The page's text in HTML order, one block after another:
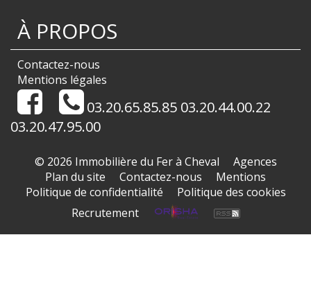
À PROPOS
Contactez-nous
Mentions légales
03.20.65.85.85 03.20.44.00.22
03.20.47.95.00
© 2026 Immobilière du Fer à Cheval
Agences
Plan du site
Contactez-nous
Mentions
Politique de confidentialité
Politique des cookies
Recrutement